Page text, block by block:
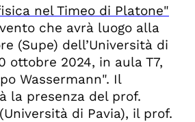
nel Timeo di Platone"
che avrà luogo alla
(Supe) dell’Università di
ottobre 2024, in aula T7,
Wassermann". Il
la presenza del prof.
di Pavia), il prof.